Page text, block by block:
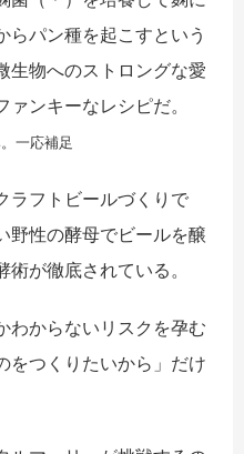
らパン種を起こすという
生物へのストロングな愛
ンキーなレシピだ。
一応補足
ラフトビールづくりで
野性の酵母でビールを醸
が徹底されている。
からないリスクを孕む
をつくりたいから」だけ